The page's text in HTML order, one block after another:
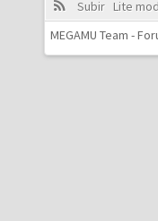
Subir Lite
MEGAMU Team -